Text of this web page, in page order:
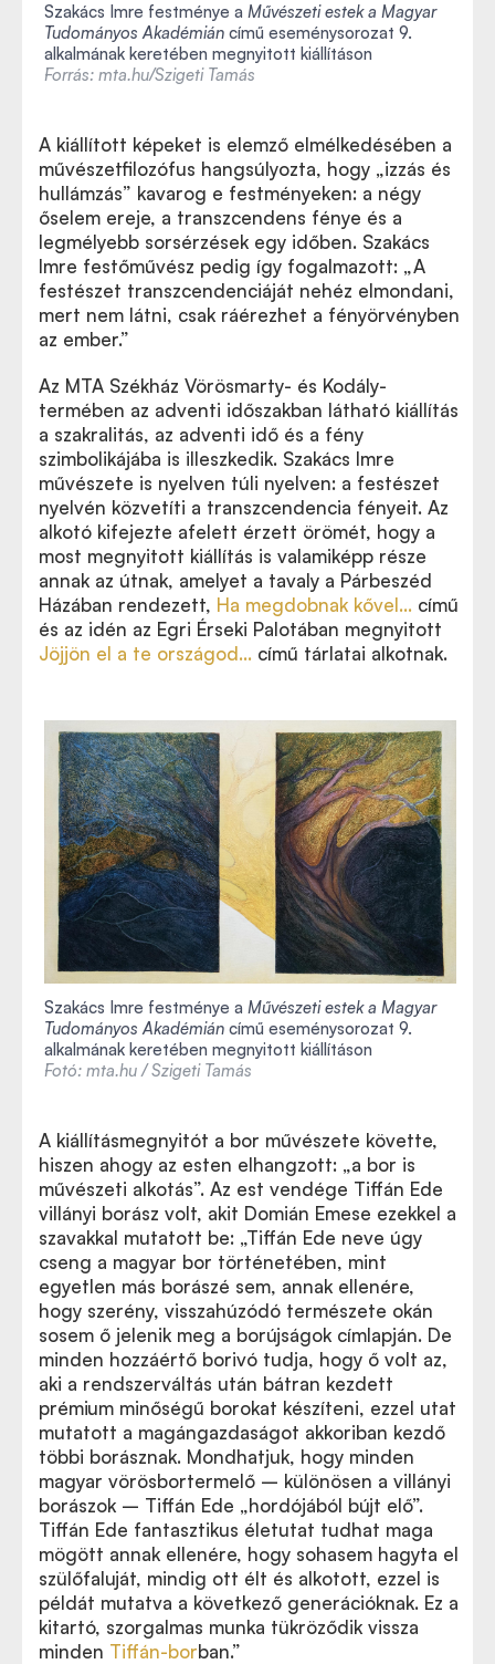
Szakács Imre festménye a Művészeti estek a Magyar
Tudományos Akadémián című eseménysorozat 9.
alkalmának keretében megnyitott kiállításon
Forrás: mta.hu/Szigeti Tamás
A kiállított képeket is elemző elmélkedésében a
művészetfilozófus hangsúlyozta, hogy „izzás és
hullámzás” kavarog e festményeken: a négy
őselem ereje, a transzcendens fénye és a
legmélyebb sorsérzések egy időben. Szakács
Imre festőművész pedig így fogalmazott: „A
festészet transzcendenciáját nehéz elmondani,
mert nem látni, csak ráérezhet a fényörvényben
az ember.”
Az MTA Székház Vörösmarty- és Kodály-
termében az adventi időszakban látható kiállítás
a szakralitás, az adventi idő és a fény
szimbolikájába is illeszkedik. Szakács Imre
művészete is nyelven túli nyelven: a festészet
nyelvén közvetíti a transzcendencia fényeit. Az
alkotó kifejezte afelett érzett örömét, hogy a
most megnyitott kiállítás is valamiképp része
annak az útnak, amelyet a tavaly a Párbeszéd
Házában rendezett, Ha megdobnak kővel… című
és az idén az Egri Érseki Palotában megnyitott
Jöjjön el a te országod… című tárlatai alkotnak.
Szakács Imre festménye a Művészeti estek a Magyar
Tudományos Akadémián című eseménysorozat 9.
alkalmának keretében megnyitott kiállításon
Fotó: mta.hu / Szigeti Tamás
A kiállításmegnyitót a bor művészete követte,
hiszen ahogy az esten elhangzott: „a bor is
művészeti alkotás”. Az est vendége Tiffán Ede
villányi borász volt, akit Domián Emese ezekkel a
szavakkal mutatott be: „Tiffán Ede neve úgy
cseng a magyar bor történetében, mint
egyetlen más borászé sem, annak ellenére,
hogy szerény, visszahúzódó természete okán
sosem ő jelenik meg a borújságok címlapján. De
minden hozzáértő borivó tudja, hogy ő volt az,
aki a rendszerváltás után bátran kezdett
prémium minőségű borokat készíteni, ezzel utat
mutatott a magángazdaságot akkoriban kezdő
többi borásznak. Mondhatjuk, hogy minden
magyar vörösbortermelő – különösen a villányi
borászok – Tiffán Ede „hordójából bújt elő”.
Tiffán Ede fantasztikus életutat tudhat maga
mögött annak ellenére, hogy sohasem hagyta el
szülőfaluját, mindig ott élt és alkotott, ezzel is
példát mutatva a következő generációknak. Ez a
kitartó, szorgalmas munka tükröződik vissza
minden Tiffán-borban.”